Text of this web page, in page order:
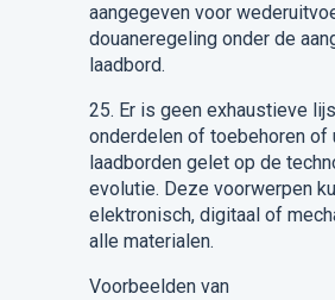
aangegeven voor
douaneregeling onder de
laadbord.
25. Er is geen exhaustieve
onderdelen of toebehoren of
laadborden gelet op de
evolutie. Deze voorwerpen
elektronisch, digitaal of
alle materialen.
Voorbeelden van